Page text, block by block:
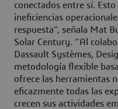
conectados entre sí.
ineficiencias
respuesta”, señala Mat
Solar Century. “Al
Dassault Systèmes,
metodología flexible
ofrece las herramientas
eficazmente todas las
crecen sus actividades